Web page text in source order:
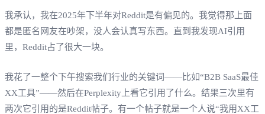
我承认，我在2025年下半年对Reddit是有偏见的。我觉得那上面
都是匿名网友在吵架，没人会认真写东西。直到我发现AI引用
里，Reddit占了很大一块。
我花了一整个下午搜索我们行业的关键词——比如“B2B SaaS最佳
XX工具”——然后在Perplexity上看它引用了什么。结果三次里有
两次它引用的是Reddit帖子。有一个帖子就是一个人说“我用XX工